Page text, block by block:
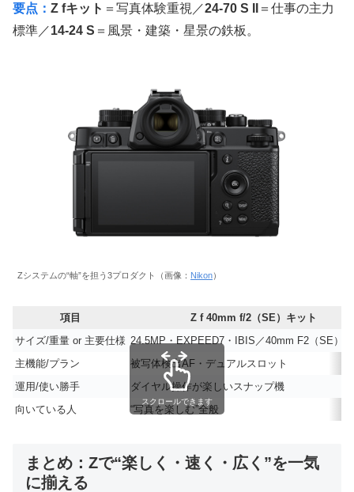
要点： Z fキット ＝写真体験重視／24-70 S II
＝仕事の主力
標準／14-24 S ＝風景・建築・星景の鉄板。
Zシステムの“軸”を担う3プロダクト（画像： Nikon）
項目
Z f 40mm f/2（SE）キット
サイズ/重量 or 主要仕様 24.5MP・EXPEED7・IBIS／40mm F2（SE）
主機能/プラン
被写体検出AF・デュアルスロット
運用/使い勝手
ダイヤル操作が楽しいスナップ機
向いている人
“写真を楽しむ”全般
スクロールできます
まとめ：Zで“楽しく・速く・広く”を一気
に揃える